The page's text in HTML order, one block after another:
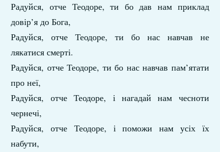
Радуйся, отче Теодоре, ти бо дав нам приклад
довір’я до Бога,
Радуйся, отче Теодоре, ти бо нас навчав не
лякатися смерті.
Радуйся, отче Теодоре, ти бо нас навчав пам’ятати
про неї,
Радуйся, отче Теодоре, і нагадай нам чесноти
чернечі,
Радуйся, отче Теодоре, і поможи нам усіх їх
набути,